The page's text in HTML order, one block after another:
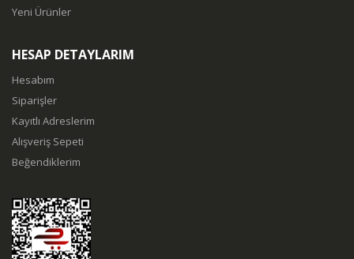
Yeni Ürünler
HESAP DETAYLARIM
Hesabım
Siparişler
Kayıtlı Adreslerim
Alışveriş Sepeti
Beğendiklerim